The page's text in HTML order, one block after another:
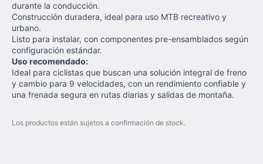
durante la conducción.
Construcción duradera, ideal para uso MTB recreativo y
urbano.
Listo para instalar, con componentes pre-ensamblados según
configuración estándar.
Uso recomendado:
Ideal para ciclistas que buscan una solución integral de freno
y cambio para 9 velocidades, con un rendimiento confiable y
una frenada segura en rutas diarias y salidas de montaña.
Los productos están sujetos a confirmación de stock.